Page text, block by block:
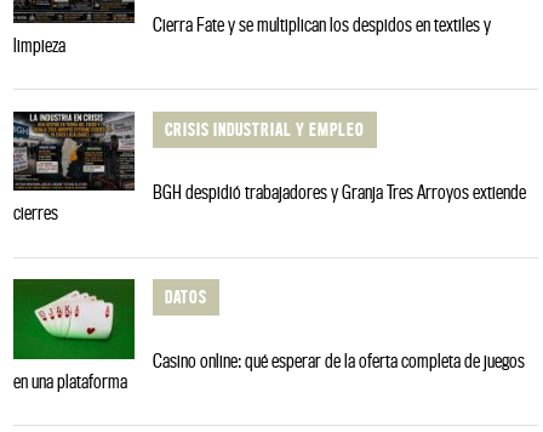
Cierra Fate y se multiplican los despidos en textiles y
limpieza
CRISIS INDUSTRIAL Y EMPLEO
BGH despidió trabajadores y Granja Tres Arroyos extiende
cierres
DATOS
Casino online: qué esperar de la oferta completa de juegos
en una plataforma